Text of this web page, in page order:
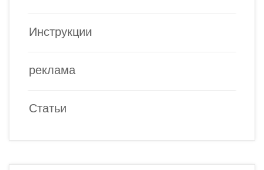
Инструкции
реклама
Статьи